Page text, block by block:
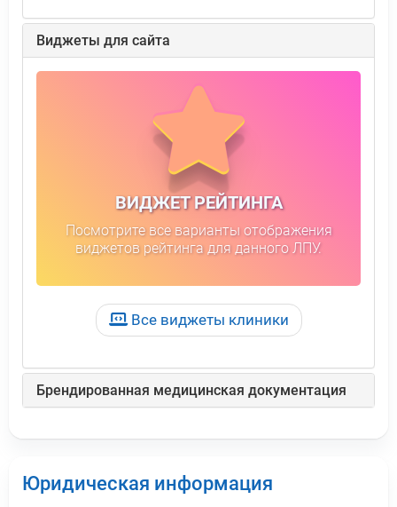
Виджеты для сайта
ВИДЖЕТ РЕЙТИНГА
Посмотрите все варианты отображения
виджетов рейтинга для данного ЛПУ.
Все виджеты клиники
Брендированная медицинская документация
Юридическая информация